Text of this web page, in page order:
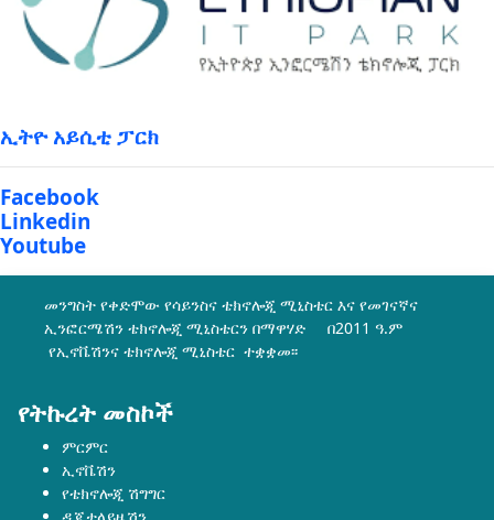
ኢትዮ አይሲቲ ፓርክ
Facebook
Linkedin
Youtube
መንግስት የቀድሞው የሳይንስና ቴክኖሎጂ ሚኒስቴር እና የመገናኛና
ኢንፎርሜሽን ቴክኖሎጂ ሚኒስቴርን በማዋሃድ በ2011 ዓ.ም
የኢኖቬሽንና ቴክኖሎጂ ሚኒስቴር ተቋቋመ፡፡
የትኩረት መስኮች
ምርምር
ኢኖቬሽን
የቴክኖሎጂ ሽግግር